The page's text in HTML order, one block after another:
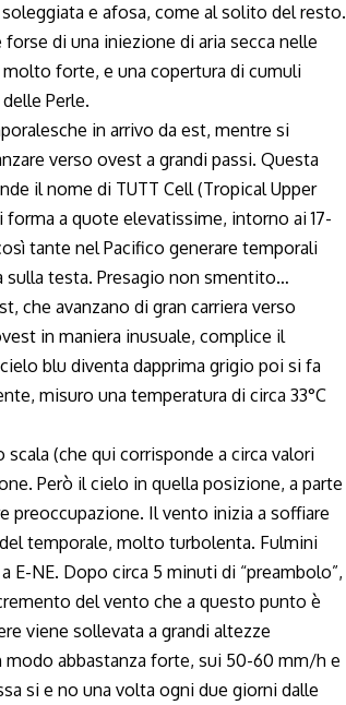
e afosa, come al solito del resto.
di una iniezione di aria secca nelle
forte, e una copertura di cumuli
Perle.
in arrivo da est, mentre si
verso ovest a grandi passi. Questa
il nome di TUTT Cell (Tropical Upper
a quote elevatissime, intorno ai 17-
tante nel Pacifico generare temporali
sulla testa. Presagio non smentito…
che avanzano di gran carriera verso
in maniera inusuale, complice il
blu diventa dapprima grigio poi si fa
misuro una temperatura di circa 33°C
(che qui corrisponde a circa valori
Però il cielo in quella posizione, a parte
preoccupazione. Il vento inizia a soffiare
temporale, molto turbolenta. Fulmini
NE. Dopo circa 5 minuti di “preambolo”,
del vento che a questo punto è
viene sollevata a grandi altezze
abbastanza forte, sui 50-60 mm/h e
si e no una volta ogni due giorni dalle